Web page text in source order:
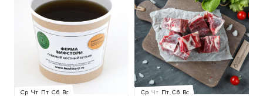
Ср Чт Пт Сб Вс Ср Чт Пт Сб Вс